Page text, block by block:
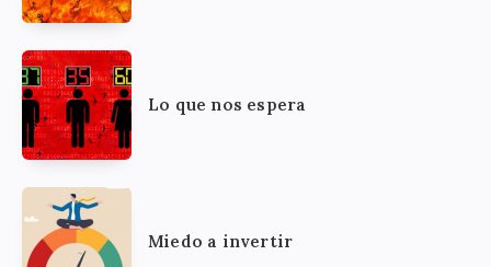
Lo que nos espera
Miedo a invertir